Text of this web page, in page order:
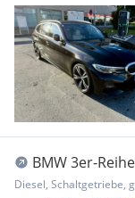
BMW 3er-
Diesel, Schaltgetriebe,